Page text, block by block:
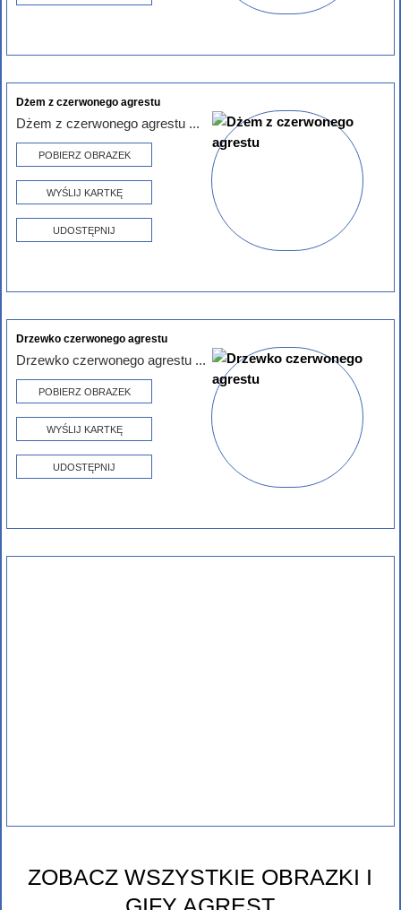
Dżem z czerwonego agrestu
Dżem z czerwonego agrestu ...
POBIERZ OBRAZEK
WYŚLIJ KARTKĘ
UDOSTĘPNIJ
Drzewko czerwonego agrestu
Drzewko czerwonego agrestu ...
POBIERZ OBRAZEK
WYŚLIJ KARTKĘ
UDOSTĘPNIJ
ZOBACZ WSZYSTKIE OBRAZKI I